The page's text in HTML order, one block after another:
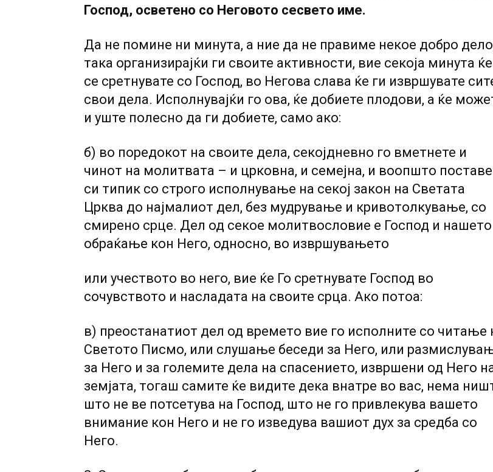
Господ, осветено со Неговото сесвето име.
Да не помине ни минута, а ние да не правиме некое добро
така организирајќи ги своите активности, вие секоја минута ќе
се сретнувате со Господ, во Негова слава ќе ги извршувате
свои дела. Исполнувајќи го ова, ќе добиете плодови, а ќе
и уште полесно да ги добиете, само ако:
б) во поредокот на своите дела, секојдневно го вметнете и
чинот на молитвата – и црковна, и семејна, и воопшто
си типик со строго исполнување на секој закон на Светата
Црква до најмалиот дел, без мудрување и кривотолкување, со
смирено срце. Дел од секое молитвословие е Господ и нашето
обраќање кон Него, односно, во извршувањето
или учеството во него, вие ќе Го сретнувате Господ во
сочувството и насладата на своите срца. Ако потоа:
в) преостанатиот дел од времето вие го исполните со читање
Светото Писмо, или слушање беседи за Него, или
за Него и за големите дела на спасението, извршени од Него
земјата, тогаш самите ќе видите дека внатре во вас, нема
што не ве потсетува на Господ, што не го привлекува вашето
внимание кон Него и не го изведува вашиот дух за средба со
Него.